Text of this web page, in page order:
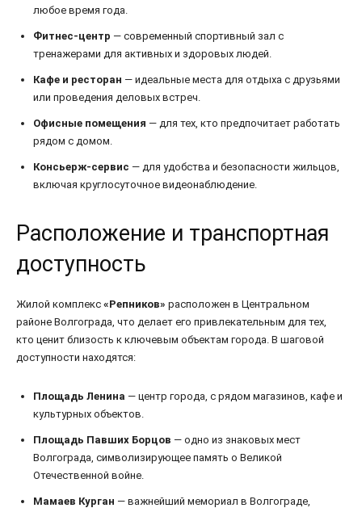
любое время года.
Фитнес-центр — современный спортивный зал с
тренажерами для активных и здоровых людей.
Кафе и ресторан — идеальные места для отдыха с друзьями
или проведения деловых встреч.
Офисные помещения — для тех, кто предпочитает работать
рядом с домом.
Консьерж-сервис — для удобства и безопасности жильцов,
включая круглосуточное видеонаблюдение.
Расположение и транспортная
доступность
Жилой комплекс «Репников» расположен в Центральном
районе Волгограда, что делает его привлекательным для тех,
кто ценит близость к ключевым объектам города. В шаговой
доступности находятся:
Площадь Ленина — центр города, с рядом магазинов, кафе и
культурных объектов.
Площадь Павших Борцов — одно из знаковых мест
Волгограда, символизирующее память о Великой
Отечественной войне.
Мамаев Курган — важнейший мемориал в Волгограде,